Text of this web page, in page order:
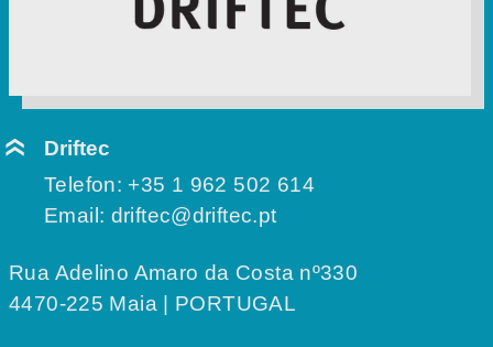
Driftec
Telefon: +35 1 962 502 614
Email: driftec@driftec.pt
Rua Adelino Amaro da Costa nº330
4470-225 Maia | PORTUGAL